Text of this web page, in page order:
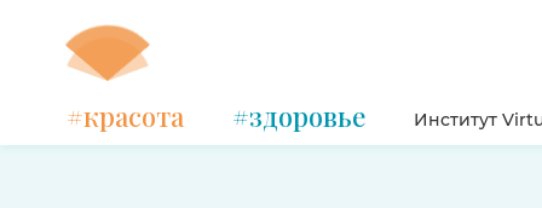
#красота #здоровье Институт